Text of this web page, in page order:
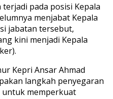
pada posisi Kepala
menjabat Kepala
jabatan tersebut,
kini menjadi Kepala
Kepri Ansar Ahmad
langkah penyegaran
memperkuat